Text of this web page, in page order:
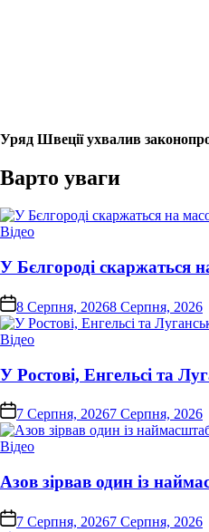
Уряд Швеції ухвалив
Варто уваги
Опублікувати
Відео
У Бєлгороді скаржаться
on8 Серпня, 20268 Серпня, 2026
Опублікувати
Відео
У Ростові, Енгельсі та
on 7 Серпня, 20267 Серпня, 2026
Опублікувати
Відео
Азов зірвав один із
on 7 Серпня, 20267 Серпня, 2026